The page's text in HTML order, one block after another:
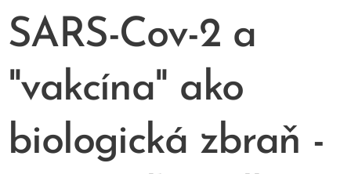
SARS-Cov-2 a
"vakcína" ako
biologická zbraň -